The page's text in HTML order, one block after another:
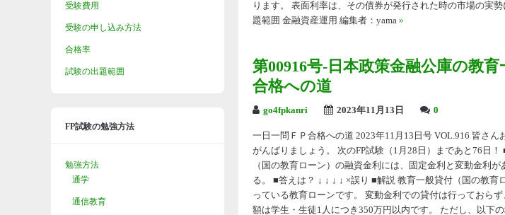
ります。 表面利率は、その債券が発行された時の市場の実
題範囲 金融資産運用 編集者：yama »
第00916号-日本政策金融公庫の教
合格への道
go4fpkanri 2023年11月13日 0
一日一問ＦＰ合格への道 2023年11月13日号 VOL.916 皆さ
がんばりましょう。 次のFP試験（1月28日）まであと76日
（国の教育ローン）の融資金利には、固定金利と変動金利
る。 ■答えは？ ↓ ↓ ↓ ↓ ×誤り ■解説 教育一般貸付（国の教
っている教育ローンです。 変動金利での貸付は行っておら
額は学生・生徒1人につき350万円以内です。 ただし、以下
受験費用
受験の申し込み方法
合格率
試験の出題範囲
FP試験の勉強方法
勉強方法
通学
通信教育